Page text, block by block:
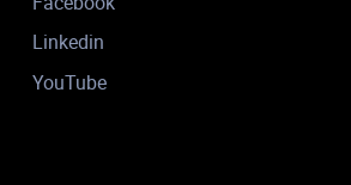
Linkedin
YouTube